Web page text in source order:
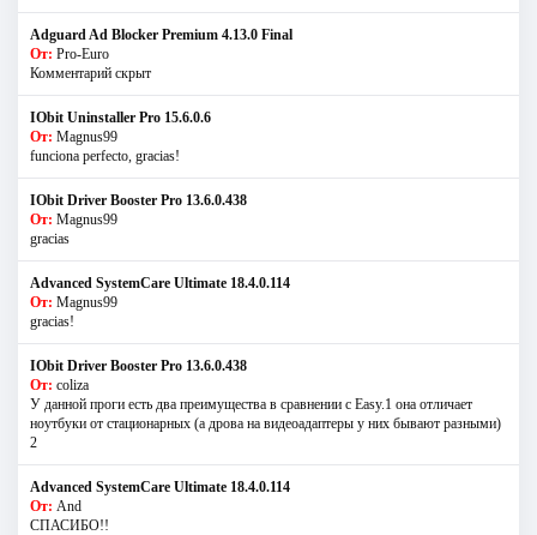
Adguard Ad Blocker Premium 4.13.0 Final
От: Pro-Euro
Комментарий скрыт
IObit Uninstaller Pro 15.6.0.6
От: Magnus99
funciona perfecto, gracias!
IObit Driver Booster Pro 13.6.0.438
От: Magnus99
gracias
Advanced SystemCare Ultimate 18.4.0.114
От: Magnus99
gracias!
IObit Driver Booster Pro 13.6.0.438
От: coliza
У данной проги есть два преимущества в сравнении с Easy.1 она отличает
ноутбуки от стационарных (а дрова на видеоадаптеры у них бывают разными)
2
Advanced SystemCare Ultimate 18.4.0.114
От: And
СПАСИБО!!